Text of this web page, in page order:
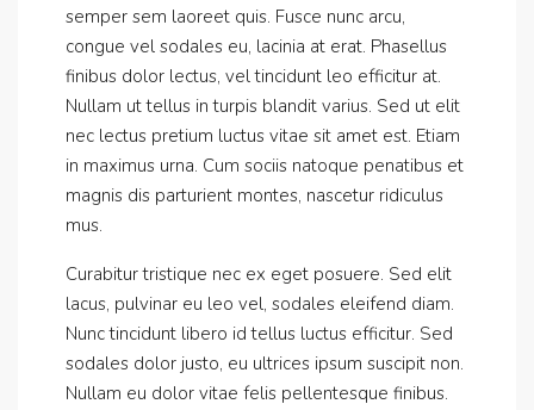
semper sem laoreet quis. Fusce nunc arcu,
congue vel sodales eu, lacinia at erat. Phasellus
finibus dolor lectus, vel tincidunt leo efficitur at.
Nullam ut tellus in turpis blandit varius. Sed ut elit
nec lectus pretium luctus vitae sit amet est. Etiam
in maximus urna. Cum sociis natoque penatibus et
magnis dis parturient montes, nascetur ridiculus
mus.
Curabitur tristique nec ex eget posuere. Sed elit
lacus, pulvinar eu leo vel, sodales eleifend diam.
Nunc tincidunt libero id tellus luctus efficitur. Sed
sodales dolor justo, eu ultrices ipsum suscipit non.
Nullam eu dolor vitae felis pellentesque finibus.